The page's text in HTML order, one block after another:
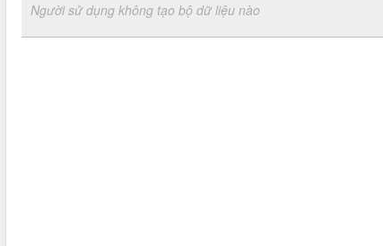
Người sử dụng không tạo bộ dữ liệu nào